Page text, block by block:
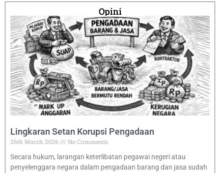
Opini
Lingkaran Setan Korupsi Pengadaan
26th March 2026
No Comments
Secara hukum, larangan keterlibatan pegawai negeri atau
penyelenggara negara dalam pengadaan barang dan jasa sudah